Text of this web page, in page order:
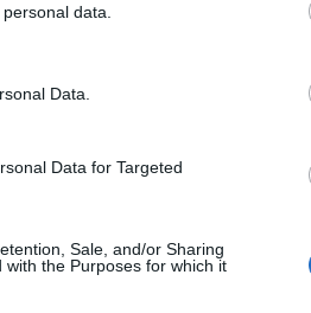
data.
Data.
Data for Targeted
Sale, and/or Sharing
the Purposes for which it